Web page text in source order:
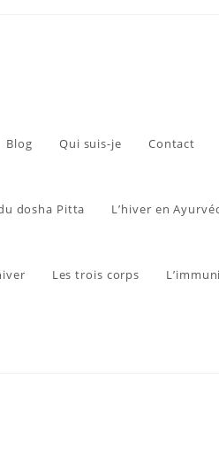
Blog Qui suis-je Contact
dosha Pitta L’hiver en
Les trois corps